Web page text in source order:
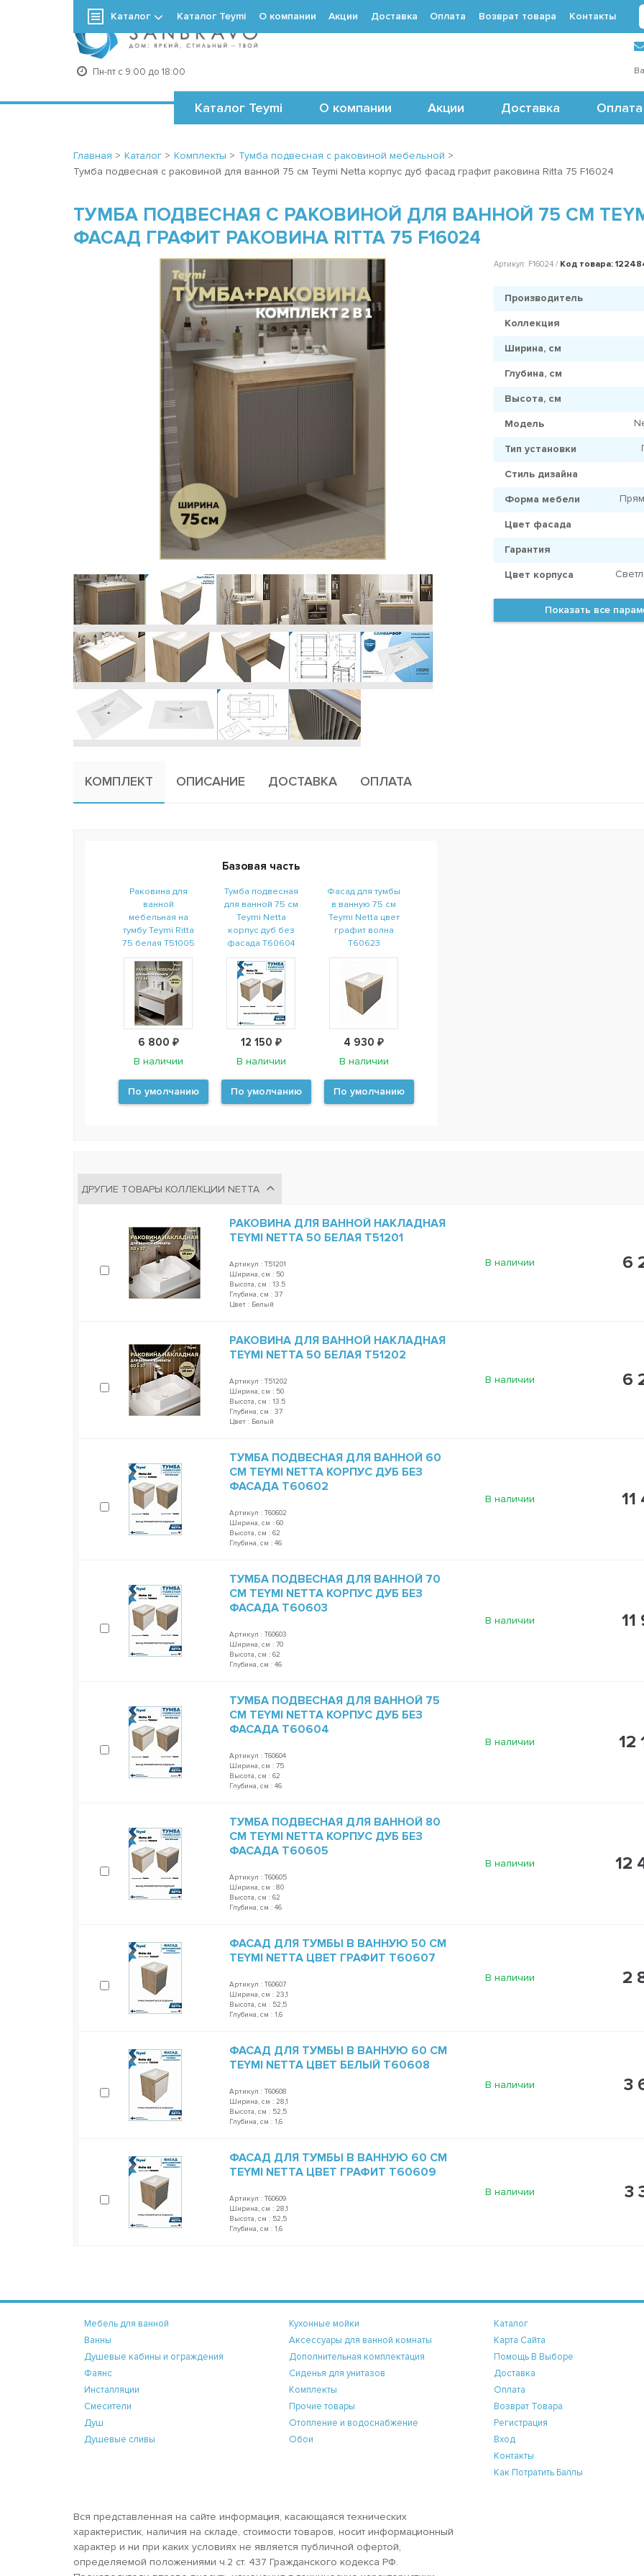
Пн-пт с 9:00 до 18:00
+7 (495) 488-71-24
Каталог Teymi О компании Акции Доставка Оплата
Каталог Каталог Teymi О компании Акции Доставка Оплата Возврат товара Контакты
Главная > Каталог > Комплекты > Тумба подвесная с раковиной мебельной >
Тумба подвесная с раковиной для ванной 75 см Teymi Netta корпус дуб фасад графит раковина Ritta 75 F16024
ТУМБА ПОДВЕСНАЯ С РАКОВИНОЙ ДЛЯ ВАННОЙ 75 СМ
ФАСАД ГРАФИТ РАКОВИНА RITTA 75 F16024
Артикул: F16024 / Код товара:
Производитель
Коллекция
Ширина, см
Глубина, см
Высота, см
Модель
Тип установки
Стиль дизайна
Форма мебели
Цвет фасада
Гарантия
Цвет корпуса
Показать все
КОМПЛЕКТ ОПИСАНИЕ ДОСТАВКА ОПЛАТА
Базовая часть
Раковина для
ванной
мебельная на
тумбу Teymi Ritta
75 белая T51005
6 800 ₽
В наличии
По умолчанию
Тумба подвесная
для ванной 75 см
Teymi Netta
корпус дуб без
фасада T60604
12 150 ₽
В наличии
По умолчанию
Фасад для тумбы
в ванную 75 см
Teymi Netta цвет
графит волна
T60623
4 930 ₽
В наличии
По умолчанию
ДРУГИЕ ТОВАРЫ КОЛЛЕКЦИИ NETTA
РАКОВИНА ДЛЯ ВАННОЙ НАКЛАДНАЯ
TEYMI NETTA 50 БЕЛАЯ T51201
Артикул : T51201
Ширина, см : 50
Высота, см : 13.5
Глубина, см : 37
Цвет : Белый
В наличии 6
РАКОВИНА ДЛЯ ВАННОЙ НАКЛАДНАЯ
TEYMI NETTA 50 БЕЛАЯ T51202
Артикул : T51202
Ширина, см : 50
Высота, см : 13.5
Глубина, см : 37
Цвет : Белый
В наличии 6
ТУМБА ПОДВЕСНАЯ ДЛЯ ВАННОЙ 60
СМ TEYMI NETTA КОРПУС ДУБ БЕЗ
ФАСАДА T60602
Артикул : T60602
Ширина, см : 60
Высота, см : 62
Глубина, см : 46
В наличии 11
ТУМБА ПОДВЕСНАЯ ДЛЯ ВАННОЙ 70
СМ TEYMI NETTA КОРПУС ДУБ БЕЗ
ФАСАДА T60603
Артикул : T60603
Ширина, см : 70
Высота, см : 62
Глубина, см : 46
В наличии 11
ТУМБА ПОДВЕСНАЯ ДЛЯ ВАННОЙ 75
СМ TEYMI NETTA КОРПУС ДУБ БЕЗ
ФАСАДА T60604
Артикул : T60604
Ширина, см : 75
Высота, см : 62
Глубина, см : 46
В наличии 12
ТУМБА ПОДВЕСНАЯ ДЛЯ ВАННОЙ 80
СМ TEYMI NETTA КОРПУС ДУБ БЕЗ
ФАСАДА T60605
Артикул : T60605
Ширина, см : 80
Высота, см : 62
Глубина, см : 46
В наличии 12
ФАСАД ДЛЯ ТУМБЫ В ВАННУЮ 50 СМ
TEYMI NETTA ЦВЕТ ГРАФИТ T60607
Артикул : T60607
Ширина, см : 23,1
Высота, см : 52,5
Глубина, см : 1,6
В наличии 2
ФАСАД ДЛЯ ТУМБЫ В ВАННУЮ 60 СМ
TEYMI NETTA ЦВЕТ БЕЛЫЙ T60608
Артикул : T60608
Ширина, см : 28,1
Высота, см : 52,5
Глубина, см : 1,6
В наличии 3
ФАСАД ДЛЯ ТУМБЫ В ВАННУЮ 60 СМ
TEYMI NETTA ЦВЕТ ГРАФИТ T60609
Артикул : T60609
Ширина, см : 28,1
Высота, см : 52,5
Глубина, см : 1,6
В наличии 3
Мебель для ванной
Ванны
Душевые кабины и ограждения
Фаянс
Инсталляции
Смесители
Душ
Душевые сливы
Кухонные мойки
Аксессуары для ванной комнаты
Дополнительная комплектация
Сиденья для унитазов
Комплекты
Прочие товары
Отопление и водоснабжение
Обои
Каталог
Карта Сайта
Помощь В Выборе
Доставка
Оплата
Возврат Товара
Регистрация
Вход
Контакты
Как Потратить Баллы
Вся представленная на сайте информация, касающаяся технических
характеристик, наличия на складе, стоимости товаров, носит информационный
характер и ни при каких условиях не является публичной офертой,
определяемой положениями ч.2 ст. 437 Гражданского кодекса РФ.